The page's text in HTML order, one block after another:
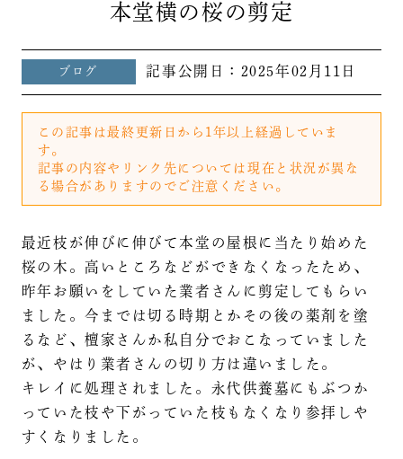
本堂横の桜の剪定
ブログ 記事公開日： 2025年02月11日
この記事は最終更新日から1年以上経過していま
す。
記事の内容やリンク先については現在と状況が異な
る場合がありますのでご注意ください。
最近枝が伸びに伸びて本堂の屋根に当たり始めた
桜の木。高いところなどができなくなったため、
昨年お願いをしていた業者さんに剪定してもらい
ました。今までは切る時期とかその後の薬剤を塗
るなど、檀家さんか私自分でおこなっていました
が、やはり業者さんの切り方は違いました。
キレイに処理されました。永代供養墓にもぶつか
っていた枝や下がっていた枝もなくなり参拝しや
すくなりました。